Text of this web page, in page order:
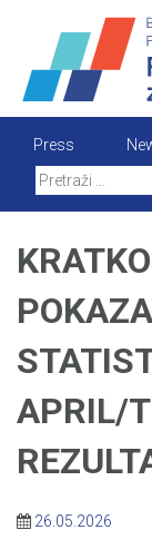
content
Press
APRIL/
26.05.2026